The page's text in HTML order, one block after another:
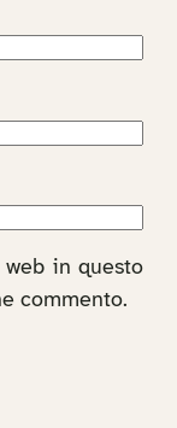
in questo
commento.